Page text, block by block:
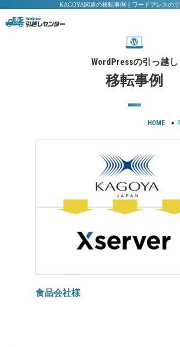
KAGOYA関連の移転事例｜ワードプレスの
WordPressの引っ越し
移転事例
HOME
食品会社様